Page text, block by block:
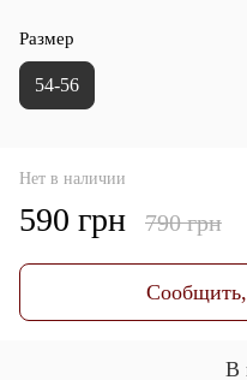
Размер
54-56
Нет в наличии
590 грн 790 грн
Сообщить,
В